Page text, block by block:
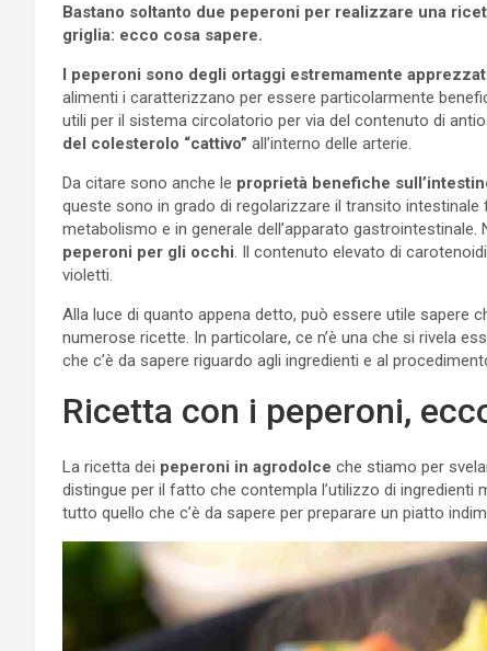
Bastano soltanto due peperoni per realizzare una
griglia: ecco cosa sapere.
I peperoni sono degli ortaggi estremamente
alimenti i caratterizzano per essere particolarmente
utili per il sistema circolatorio per via del contenuto di
del colesterolo “cattivo” all’interno delle arterie.
Da citare sono anche le proprietà benefiche
queste sono in grado di regolarizzare il transito
metabolismo e in generale dell’apparato
peperoni per gli occhi . Il contenuto elevato di
violetti.
Alla luce di quanto appena detto, può essere utile sapere
numerose ricette. In particolare, ce n’è una che si rivela
che c’è da sapere riguardo agli ingredienti e al
Ricetta con i peperoni,
La ricetta dei peperoni in agrodolce che stiamo per
distingue per il fatto che contempla l’utilizzo di
tutto quello che c’è da sapere per preparare un piatto